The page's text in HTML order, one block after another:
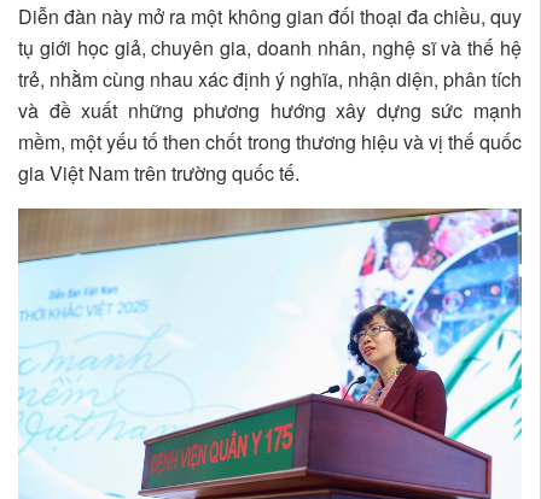
Diễn đàn này mở ra một không gian đối thoại đa chiều, quy
tụ giới học giả, chuyên gia, doanh nhân, nghệ sĩ và thế hệ
trẻ, nhằm cùng nhau xác định ý nghĩa, nhận diện, phân tích
và đề xuất những phương hướng xây dựng sức mạnh
mềm, một yếu tố then chốt trong thương hiệu và vị thế quốc
gia Việt Nam trên trường quốc tế.